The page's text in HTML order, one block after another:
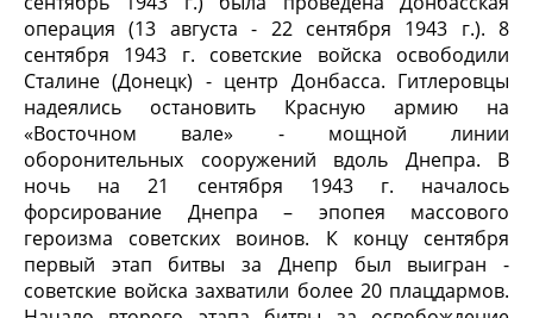
операция (13 августа - 22 сентября 1943 г.). 8
сентября 1943 г. советские войска освободили
Сталине (Донецк) - центр Донбасса. Гитлеровцы
надеялись остановить Красную армию на
«Восточном вале» - мощной линии
оборонительных сооружений вдоль Днепра. В
ночь на 21 сентября 1943 г. началось
форсирование Днепра – эпопея массового
героизма советских воинов. К концу сентября
первый этап битвы за Днепр был выигран -
советские войска захватили более 20 плацдармов.